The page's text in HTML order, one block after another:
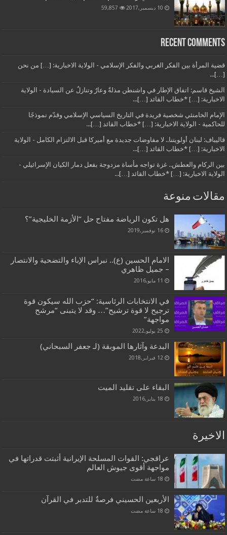
10 ديسمبر,2017 59,857
Recent Comments
قضية المرأة بين الفكر الغربي والفكر الإسلامي - الولاية الاخبارية: […] من نحن
[…]...
الشيخ قاسم: اتفاق الإطار في واشنطن مذلةٌ وعارٌ وتنازلٌ عن السيادة - الولاية
الاخبارية: […] *خطاب القائد […]...
الإمام الخامنئي شخصية فريدة في التاريخ السياسي الإسلامي وقدّم نموذجًا
للحاكمية - الولاية الاخبارية: […] *خطاب القائد […]...
قاليباف: لبنان أولويتنا.. لا مفاوضات جديدة مع أميركا قبل الالتزام الكامل - الولاية
الاخبارية: […] *خطاب القائد […]...
بين الركام والعطش.. غزة تواجه مأساة مزدوجة بفعل دمار الكيان الإسرائيلي -
الولاية الاخبارية: […] *خطاب القائد […]...
مقالات منوعة
هل تكون الرياضة مفتاح حل “الأزمة الخليجية”؟
16 نوفمبر,2019
الامام الحسين (ع).. نبراس الإباء والتضحية والانتصار
– جميل ظاهري
11 مايو,2016
في الانتخابات الرئاسية: “حزب الله سيكون قوة
ترجيح لا قوة ترشيح”… وقد لا يتبنى “مرشح
مواجهة”
25 يوليو,2022
البدعة وآثارها الموبقة (لـ جعفر السبحاني)
12 فبراير,2018
البقاء على تقليد الميت
18 يناير,2016
الاخيرة
عراقجي: القوات المسلحة الإيرانية أثبتت قدراتها في
مواجهة أقوى جيوش العالم
الأربعين الحسيني فرصةٌ للتدبر في القرآن